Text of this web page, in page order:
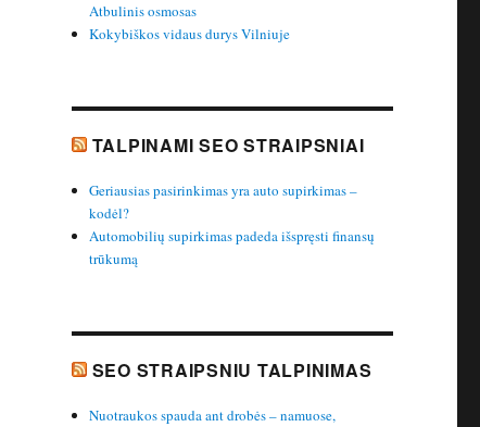
Atbulinis osmosas
Kokybiškos vidaus durys Vilniuje
TALPINAMI SEO STRAIPSNIAI
Geriausias pasirinkimas yra auto supirkimas –
kodėl?
Automobilių supirkimas padeda išspręsti finansų
trūkumą
SEO STRAIPSNIU TALPINIMAS
Nuotraukos spauda ant drobės – namuose,